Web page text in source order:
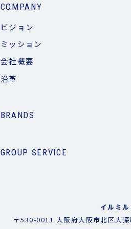
COMPANY
ビジョン
ミッション
会社概要
沿革
BRANDS
GROUP SERVICE
イルミ
〒530-0011 大阪府大阪市北区大